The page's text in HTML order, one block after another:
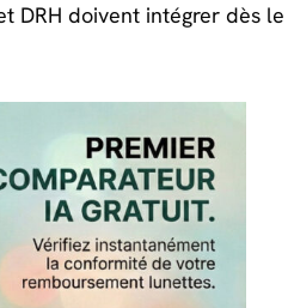
DRH doivent intégrer dès le